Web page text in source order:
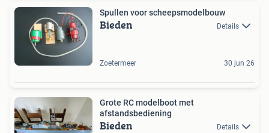
Spullen voor scheepsmodelbouw
Bieden Details
Zoetermeer 30 jun 26
Grote RC modelboot met
afstandsbediening
Bieden Details